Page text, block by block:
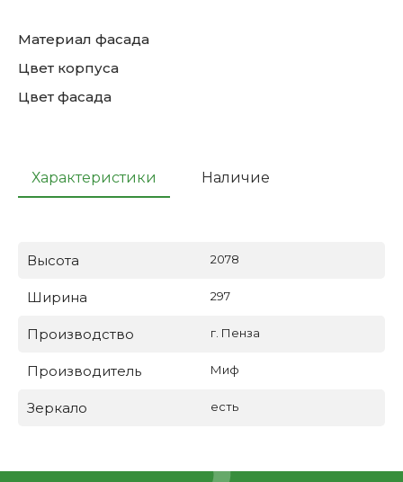
Материал фасада
Цвет корпуса
Цвет фасада
Характеристики Наличие
Высота 2078
Ширина 297
Производство г. Пенза
Производитель Миф
Зеркало есть